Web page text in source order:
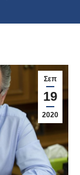
Σεπ
19
2020